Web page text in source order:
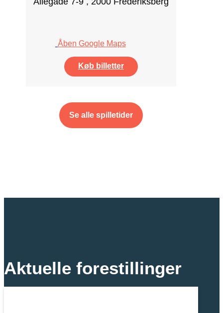
Åben Google Maps
Køb billetter
Se alle spilletider
Aktuelle forestillinger